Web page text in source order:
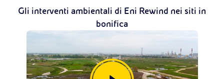
Gli interventi ambientali di Eni Rewind nei siti in
bonifica